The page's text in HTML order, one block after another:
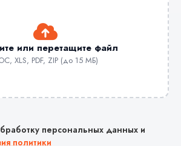
или перетащите файл
XLS, PDF, ZIP (до 15 МБ)
персональных данных и
политики